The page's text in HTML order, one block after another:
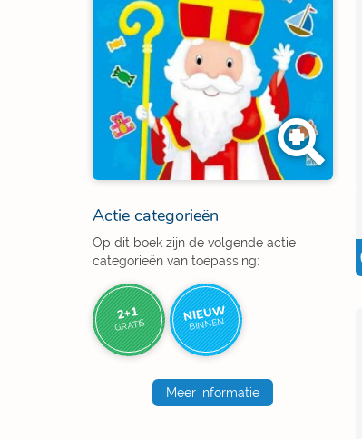
Actie categorieën
Op dit boek zijn de volgende actie
categorieën van toepassing:
2+1
GRATIS NIEUW
BINNEN
Meer informatie